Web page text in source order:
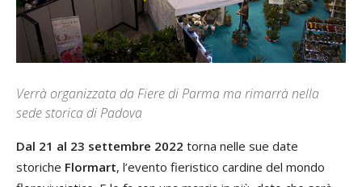
Verrà organizzata da Fiere di Parma ma rimarrà nella
sede storica di Padova
Dal 21 al 23 settembre 2022 torna nelle sue date
storiche Flormart, l’evento fieristico cardine del mondo